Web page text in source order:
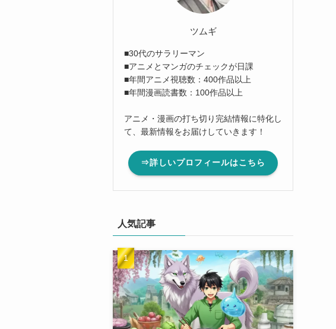
ツムギ
■30代のサラリーマン
■アニメとマンガのチェックが日課
■年間アニメ視聴数：400作品以上
■年間漫画読書数：100作品以上
アニメ・漫画の打ち切り完結情報に特化し
て、最新情報をお届けしていきます！
⇒詳しいプロフィールはこちら
人気記事